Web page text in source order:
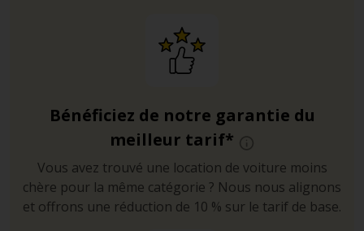
Bénéficiez de notre garantie du
meilleur tarif*
Vous avez trouvé une location de voiture moins
chère pour la même catégorie ? Nous nous alignons
et offrons une réduction de 10 % sur le tarif de base.